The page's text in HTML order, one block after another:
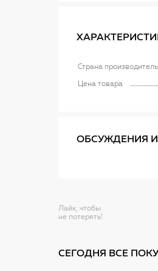
Страна производитель
Цена товара
ОБСУЖДЕНИЯ
Лайк, чтобы
не потерять!
СЕГОДНЯ ВСЕ